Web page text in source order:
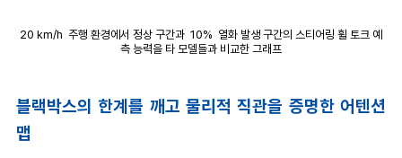
20 km/h 주행 환경에서 정상 구간과 10% 열화 발생 구간의 스티어링 휠 토크 예
측 능력을 타 모델들과 비교한 그래프
블랙박스의 한계를 깨고 물리적 직관을 증명한 어텐션
맵